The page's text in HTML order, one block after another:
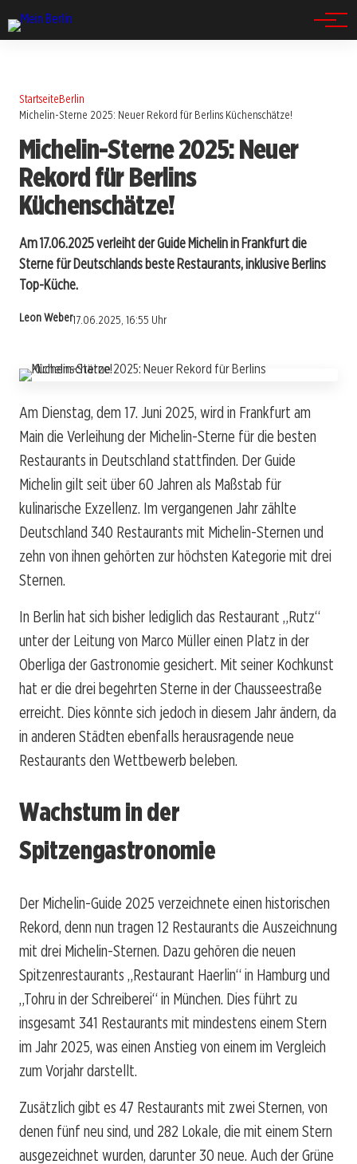
StartseiteBerlin
Michelin-Sterne 2025: Neuer Rekord für Berlins Küchenschätze!
Michelin-Sterne 2025: Neuer
Rekord für Berlins
Küchenschätze!
Am 17.06.2025 verleiht der Guide Michelin in Frankfurt die
Sterne für Deutschlands beste Restaurants, inklusive Berlins
Top-Küche.
Leon Weber17.06.2025, 16:55 Uhr
Am Dienstag, dem 17. Juni 2025, wird in Frankfurt am
Main die Verleihung der Michelin-Sterne für die besten
Restaurants in Deutschland stattfinden. Der Guide
Michelin gilt seit über 60 Jahren als Maßstab für
kulinarische Exzellenz. Im vergangenen Jahr zählte
Deutschland 340 Restaurants mit Michelin-Sternen und
zehn von ihnen gehörten zur höchsten Kategorie mit drei
Sternen.
In Berlin hat sich bisher lediglich das Restaurant „Rutz“
unter der Leitung von Marco Müller einen Platz in der
Oberliga der Gastronomie gesichert. Mit seiner Kochkunst
hat er die drei begehrten Sterne in der Chausseestraße
erreicht. Dies könnte sich jedoch in diesem Jahr ändern, da
in anderen Städten ebenfalls herausragende neue
Restaurants den Wettbewerb beleben.
Wachstum in der
Spitzengastronomie
Der Michelin-Guide 2025 verzeichnete einen historischen
Rekord, denn nun tragen 12 Restaurants die Auszeichnung
mit drei Michelin-Sternen. Dazu gehören die neuen
Spitzenrestaurants „Restaurant Haerlin“ in Hamburg und
„Tohru in der Schreiberei“ in München. Dies führt zu
insgesamt 341 Restaurants mit mindestens einem Stern
im Jahr 2025, was einen Anstieg von einem im Vergleich
zum Vorjahr darstellt.
Zusätzlich gibt es 47 Restaurants mit zwei Sternen, von
denen fünf neu sind, und 282 Lokale, die mit einem Stern
ausgezeichnet wurden, darunter 30 neue. Auch der Grüne